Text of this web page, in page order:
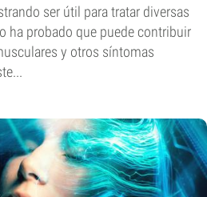
ser útil para tratar diversas
ha probado que puede contribuir
y otros síntomas